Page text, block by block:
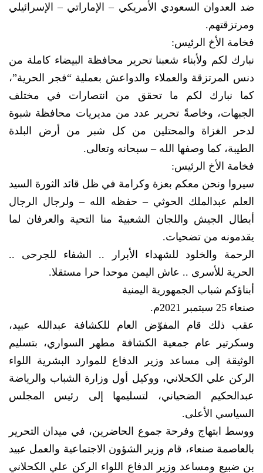
ضد العدوان السعودي الأمريكي – الإماراتي – الإسرائيلي
ومرتزقتهم.
فخامة الأخ الرئيس:
نبارك لكم ولأبناء شعبنا تحرير محافظة البيضاء كاملة من
دنس المرتزقة والعملاء والدواعش بعملية “فجر الحرية”،
كما نبارك لكم ما تحقق من انتصارات في مختلف
الجبهات، وخاصةً تحرير عدد من مديريات محافظة شبوة
لدحر الغزاة والمحتلين من كل شبر من أرض البلدة
الطيبة، كما وصفها الله – سبحانه وتعالى.
فخامة الأخ الرئيس:
سيروا ونحن معكم بعزة وكرامة في ظل قائد الثورة السيد
العلم عبدالملك الحوثي – حفظه الله – ولرجال الرجال
أبطال الجيش واللجان الشعبيةَ منا التحية والعرفان لما
يقدمونه من تضحيات.
الرحمة والخلود للشهداء الأبرار .. الشفاء للجرحى ..
الحرية للأسرى .. عاش اليمن موحدا حرا مستقلا.
أبناؤكم شباب الجمهورية اليمنية
صنعاء 25 سبتمبر 2021م.
عقب ذلك قام المفوّض العام للكشافة عبدالله عبيد،
وسكرتير عام جمعية الكشافة مطهر السواري، بتسليم
الوثيقة إلى مساعد وزير الدفاع للموارد البشرية اللواء
الركن علي الكحلاني، ووكيل أول وزارة الشباب والرياضة
عبدالحكيم الضحياني، لتسليمها إلى رئيس المجلس
السياسي الأعلى.
ووسط ابتهاج وفرحة جموع الحاضرين، في ميدان التحرير
بالعاصمة صنعاء، قام وزير الشؤون الاجتماعية والعمل عبيد
بن ضبيع ومساعد وزير الدفاع اللواء الركن علي الكحلاني